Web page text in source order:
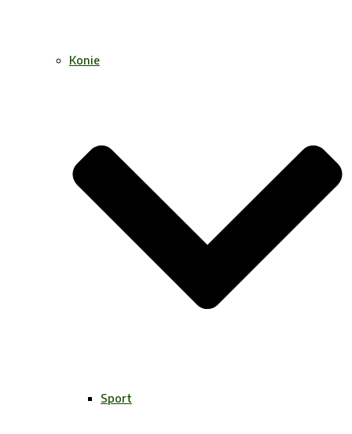
Konie
Sport